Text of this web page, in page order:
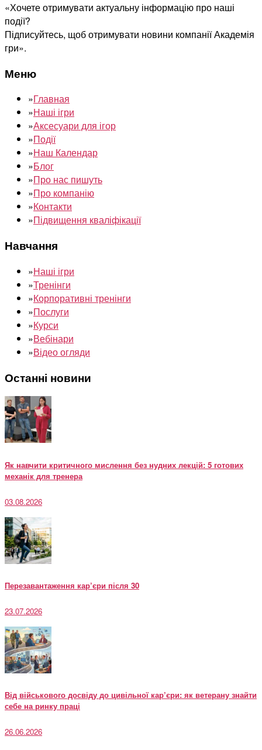
пустым.
«Хочете отримувати актуальну інформацію про наші
події?
Підписуйтесь, щоб отримувати новини компанії Академія
гри».
Меню
»Главная
»Наші ігри
»Аксесуари для ігор
»Події
»Наш Календар
»Блог
»Про нас пишуть
»Про компанію
»Контакти
»Підвищення кваліфікації
Навчання
»Наші ігри
»Тренінги
»Корпоративні тренінги
»Послуги
»Курси
»Вебінари
»Відео огляди
Останні новини
Як навчити критичного мислення без нудних лекцій: 5 готових
механік для тренера
03.08.2026
Перезавантаження кар’єри після 30
23.07.2026
Від військового досвіду до цивільної кар’єри: як ветерану знайти
себе на ринку праці
26.06.2026